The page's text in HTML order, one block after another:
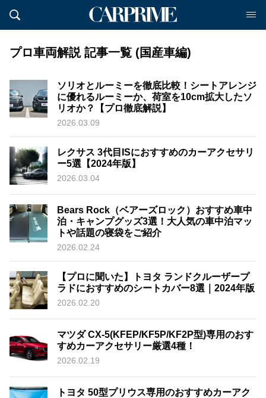
プロ車両解説 記事一覧 (国産車編)
ソリオとルーミーを徹底比較！シートアレンジ
に優れるルーミーか、荷室を10cm拡大したソ
リオか？【プロ徹底解説】
2026.03.09
レクサス 3代目ISにおすすめのカーアクセサリ
ー5選【2024年版】
2026.03.04
Bears Rock（ベアーズロック）おすすめ車中
泊・キャンプグッズ3選！大人気の車中泊マッ
トや話題の寝袋をご紹介
2026.02.24
【プロに聞いた】トヨタ ランドクルーザープ
ラドにおすすめのシートカバー8選｜2024年版
2026.02.20
マツダ CX-5(KFEP/KF5P/KF2P型)専用のおす
すめカーアクセサリー厳選4種！
2026.02.19
トヨタ 50型プリウス専用のおすすめカーアク